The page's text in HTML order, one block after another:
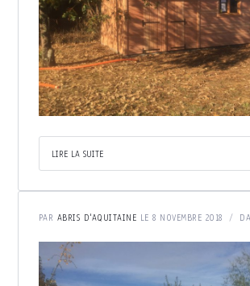
LIRE LA SUITE
PAR ABRIS D'AQUITAINE LE 8 NOVEMBRE 2018